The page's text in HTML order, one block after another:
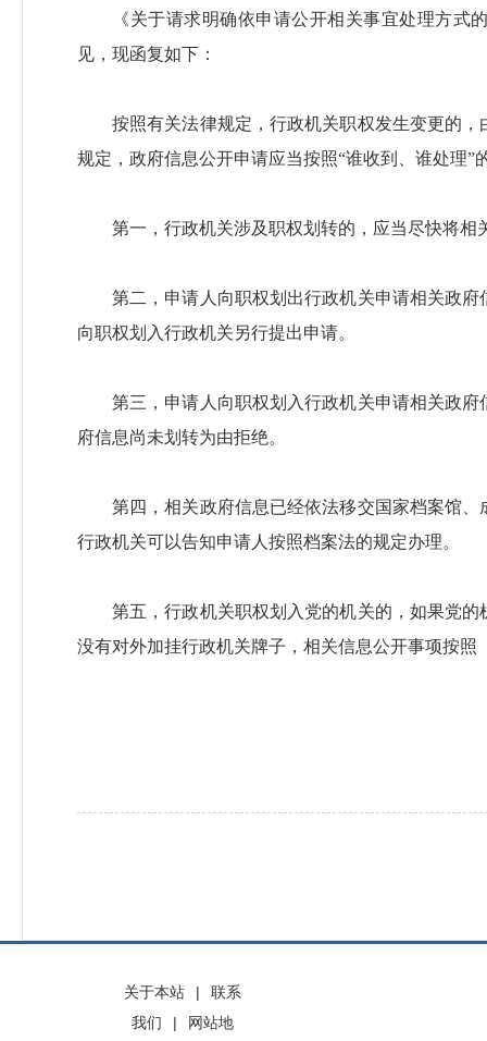
《关于请求明确依申请公开相关事宜处理方式
见，现函复如下：
按照有关法律规定，行政机关职权发生变更的
规定，政府信息公开申请应当按照“谁收到、谁处理
第一，行政机关涉及职权划转的，应当尽快将相
第二，申请人向职权划出行政机关申请相关政
向职权划入行政机关另行提出申请。
第三，申请人向职权划入行政机关申请相关政
府信息尚未划转为由拒绝。
第四，相关政府信息已经依法移交国家档案馆
行政机关可以告知申请人按照档案法的规定办理。
第五，行政机关职权划入党的机关的，如果党
没有对外加挂行政机关牌子，相关信息公开事项按
关于本站 |
联系
我们
|
网站地